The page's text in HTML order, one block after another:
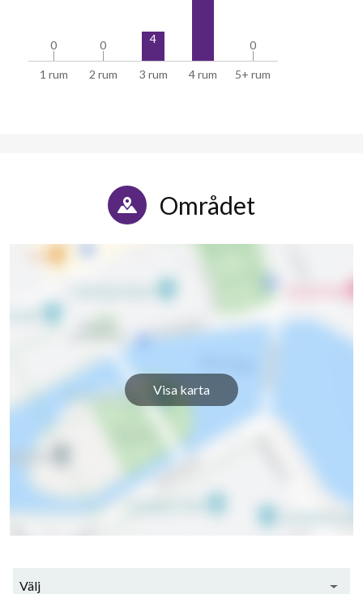
1 rum 2 rum 3 rum 4 rum 5+ rum
0
0 0
0 4 0
0
Området
Visa karta
Välj